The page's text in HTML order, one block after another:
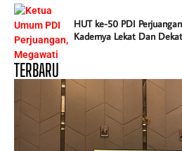
HUT ke-50 PDI
Kadernya Lekat Dan
TERBARU